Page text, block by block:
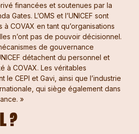
financées et soutenues par la
Gates. L’OMS et l’UNICEF sont
COVAX en tant qu’organisations
n’ont pas de pouvoir décisionnel.
de gouvernance
détachent du personnel et
à COVAX. Les véritables
le CEPI et Gavi, ainsi que l’industrie
qui siège également dans
»
?